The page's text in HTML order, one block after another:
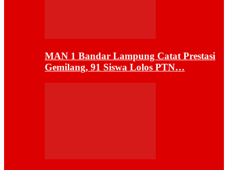
MAN 1 Bandar Lampung Catat Prestasi
Gemilang, 91 Siswa Lolos PTN…